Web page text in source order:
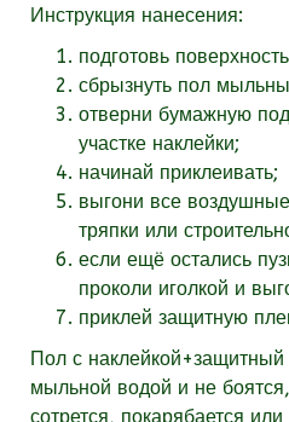
Инструкция нанесения:
подготовь
сбрызнуть пол
отверни бумажную
участке наклейки;
начинай приклеивать;
выгони все
тряпки или
если ещё остались
проколи иголкой и
приклей защитную
Пол с
мыльной водой и не
сотрется, покарябается или